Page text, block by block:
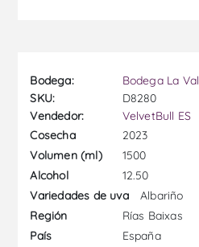
Bodega:
Bodega La Val
SKU:
D8280
Vendedor:
VelvetBull ES
Cosecha
2023
Volumen (ml)
1500
Alcohol
12.50
Variedades de uva
Albariño
Región
Rías Baixas
País
España